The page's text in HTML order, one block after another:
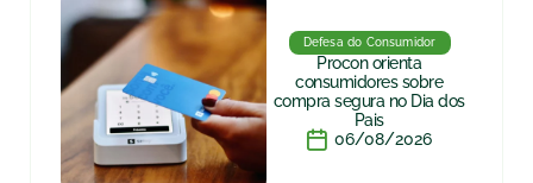
Defesa do Consumidor
Procon orienta
consumidores sobre
compra segura no Dia dos
Pais
06/08/2026